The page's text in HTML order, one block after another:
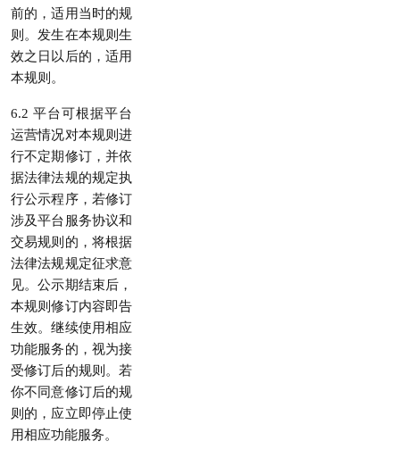
前的，适用当时的规
则。发生在本规则生
效之日以后的，适用
本规则。
6.2 平台可根据平台
运营情况对本规则进
行不定期修订，并依
据法律法规的规定执
行公示程序，若修订
涉及平台服务协议和
交易规则的，将根据
法律法规规定征求意
见。公示期结束后，
本规则修订内容即告
生效。继续使用相应
功能服务的，视为接
受修订后的规则。若
你不同意修订后的规
则的，应立即停止使
用相应功能服务。